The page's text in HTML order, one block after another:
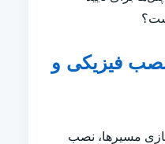
فیزیکی و
مسیرها، نصب